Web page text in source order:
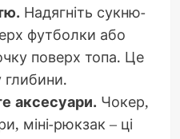
Надягніть сукню-
футболки або
поверх топа. Це
глибини.
аксесуари. Чокер,
міні-рюкзак – ці